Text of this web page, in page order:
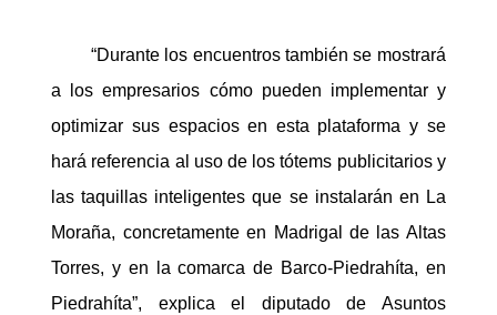
“Durante los encuentros también se mostrará
a los empresarios cómo pueden implementar y
optimizar sus espacios en esta plataforma y se
hará referencia al uso de los tótems publicitarios y
las taquillas inteligentes que se instalarán en La
Moraña, concretamente en Madrigal de las Altas
Torres, y en la comarca de Barco-Piedrahíta, en
Piedrahíta”, explica el diputado de Asuntos